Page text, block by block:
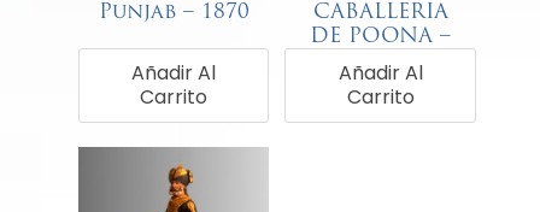
Punjab – 1870
€68,00
Añadir Al
Carrito
CABALLERIA
DE POONA –
1908
€68,00
Añadir Al
Carrito